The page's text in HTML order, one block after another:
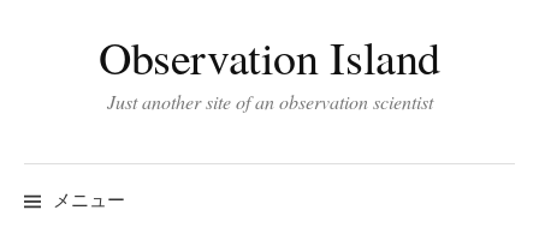
ス
Observation Island
Just another site of an observation scientist
メニュー